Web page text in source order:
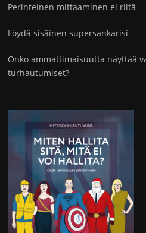
Perinteinen mittaaminen ei riitä
Löydä sisäinen supersankarisi
Onko ammattimaisuutta näyttää
turhautumiset?